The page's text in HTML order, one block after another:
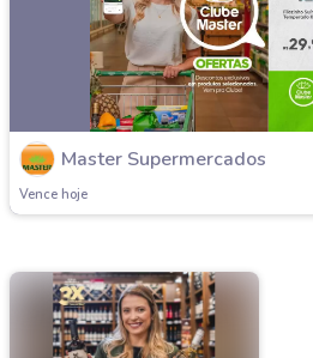
Master Supermercados
Vence hoje